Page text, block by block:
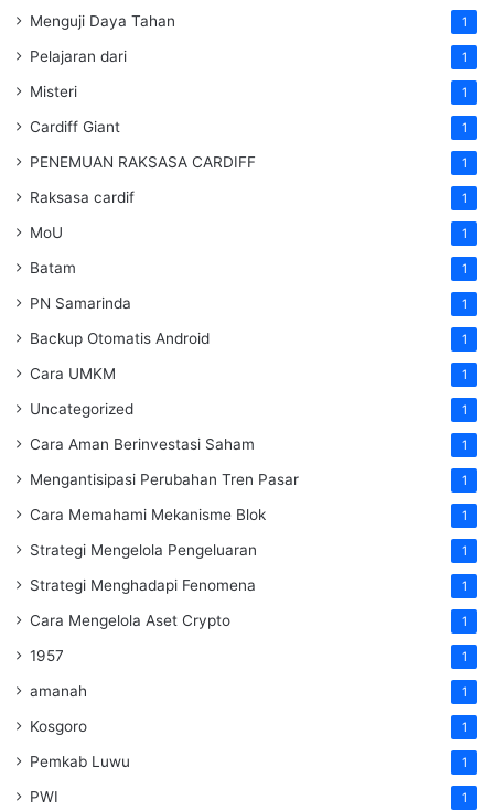
Menguji Daya Tahan 1
Pelajaran dari 1
Misteri 1
Cardiff Giant 1
PENEMUAN RAKSASA CARDIFF 1
Raksasa cardif 1
MoU 1
Batam 1
PN Samarinda 1
Backup Otomatis Android 1
Cara UMKM 1
Uncategorized 1
Cara Aman Berinvestasi Saham 1
Mengantisipasi Perubahan Tren Pasar 1
Cara Memahami Mekanisme Blok 1
Strategi Mengelola Pengeluaran 1
Strategi Menghadapi Fenomena 1
Cara Mengelola Aset Crypto 1
1957 1
amanah 1
Kosgoro 1
Pemkab Luwu 1
PWI 1